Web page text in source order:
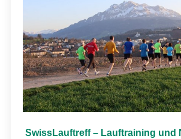
SwissLauftreff – Lauftraining und